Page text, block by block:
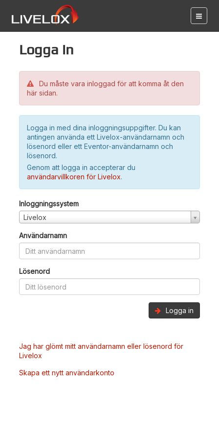
Logga in
Du måste vara inloggad för att komma åt den
här sidan.
Logga in med dina inloggningsuppgifter. Du kan
antingen använda ett Livelox-användarnamn och
lösenord eller ett Eventor-användarnamn och
lösenord.
Genom att logga in accepterar du
användarvillkoren för Livelox.
Inloggningssystem
Livelox
Användarnamn
Lösenord
Logga in
Jag har glömt mitt användarnamn eller lösenord för
Livelox
Skapa ett nytt användarkonto